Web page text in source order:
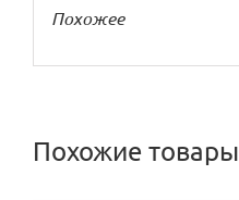
Похожее
Похожие товары